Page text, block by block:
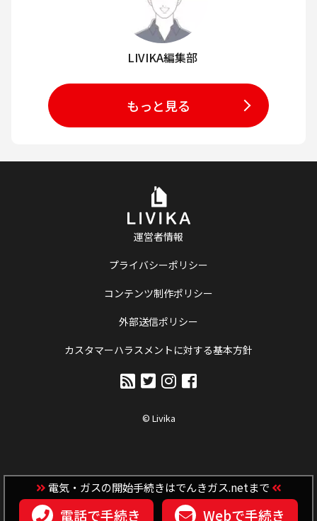
LIVIKA編集部
もっと見る
運営者情報
プライバシーポリシー
コンテンツ制作ポリシー
外部送信ポリシー
カスタマーハラスメントに対する基本方針
© Livika
電気・ガスの開始手続きはでんきガス.netまで
電話で手続き Webで手続き